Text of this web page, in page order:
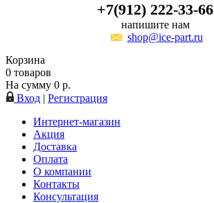
+7(912) 222-33-66
напишите нам
shop@ice-part.ru
Корзина
0 товаров
На сумму 0 р.
Вход | Регистрация
Интернет-магазин
Акция
Доставка
Оплата
О компании
Контакты
Консультация